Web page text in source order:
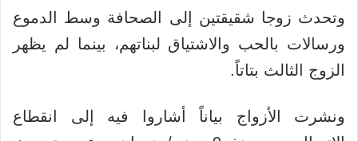
وتحدث زوجا شقيقتين إلى الصحافة وسط الدموع
ورسالات بالحب والاشتياق لبناتهم، بينما لم يظهر
الزوج الثالث بتاتاً.
ونشرت الأزواج بياناً أشاروا فيه إلى انقطاع